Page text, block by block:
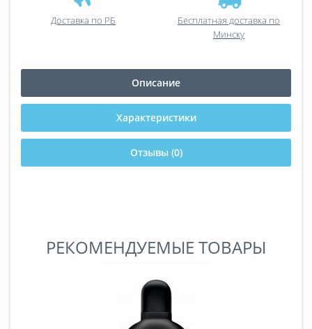
Доставка по РБ
Бесплатная доставка по
Минску
Описание
Характеристики
Отзывы (0)
РЕКОМЕНДУЕМЫЕ ТОВАРЫ